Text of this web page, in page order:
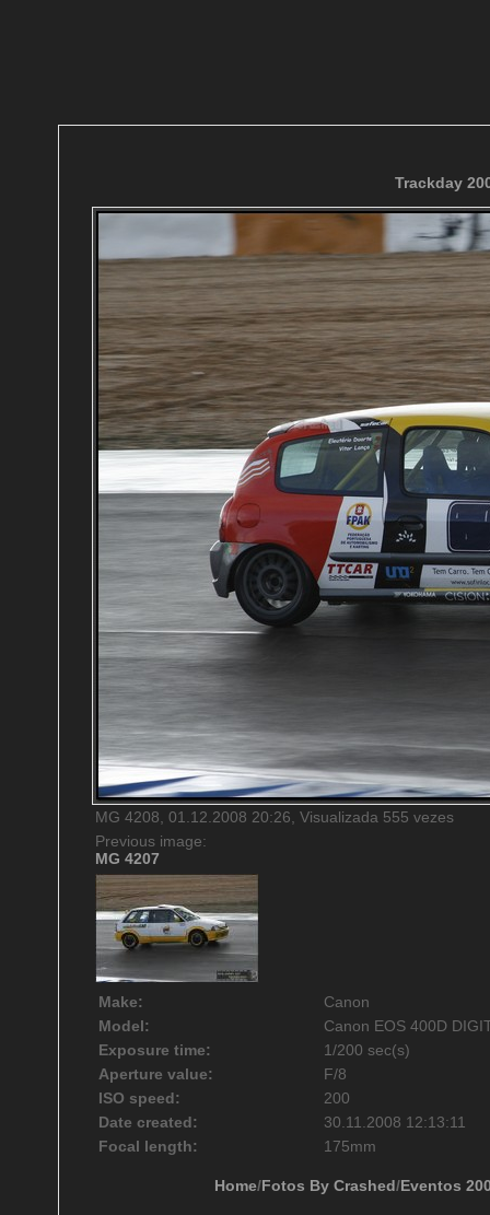
Trackday
MG 4208, 01.12.2008 20:26, Visualizada 555 vezes
Previous image:
MG 4207
Make:
Canon
Model:
Canon EOS 400D
Exposure time:
1/200 sec(s)
Aperture value:
F/8
ISO speed:
200
Date created:
30.11.2008 12:13:11
Focal length:
175mm
Home/Fotos By Crashed/Eventos